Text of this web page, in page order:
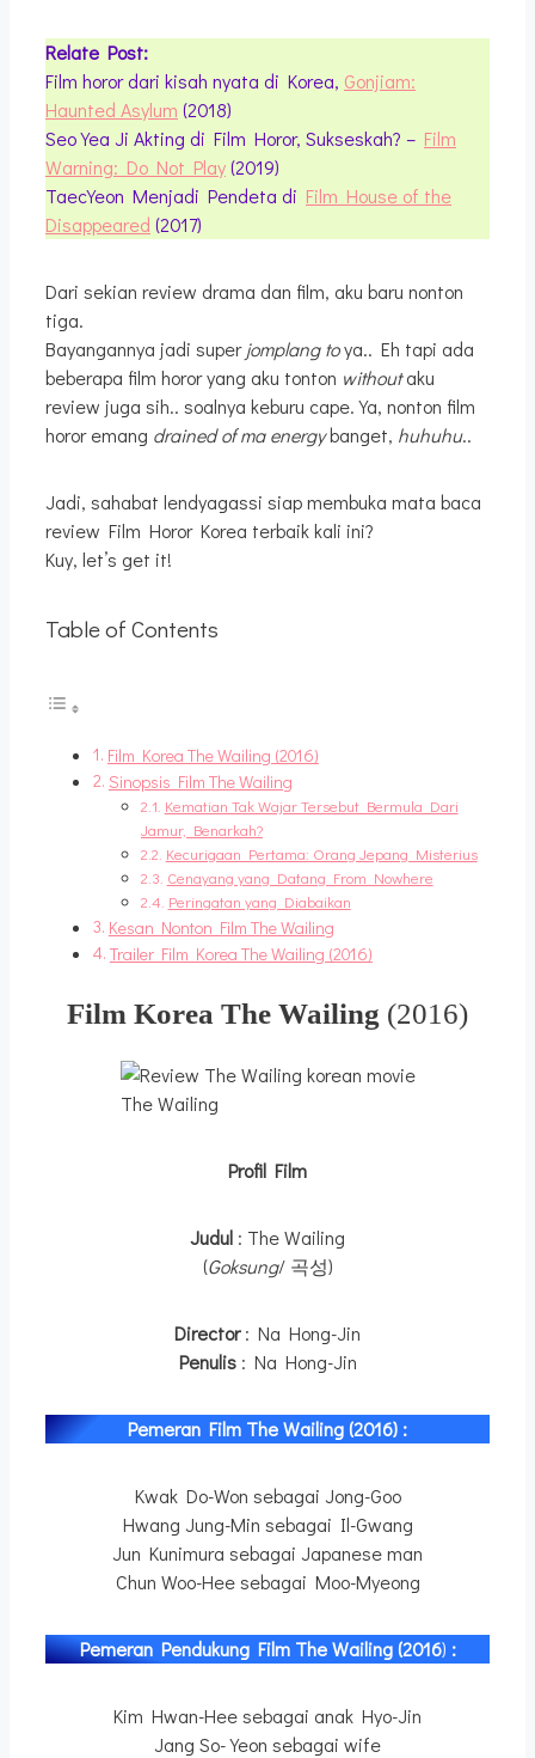
Relate Post:
Film horor dari kisah nyata di Korea, Gonjiam:
Haunted Asylum (2018)
Seo Yea Ji Akting di Film Horor, Sukseskah? – Film
Warning: Do Not Play(2019)
TaecYeon Menjadi Pendeta di Film House of the
Disappeared (2017)
Dari sekian review drama dan film, aku baru nonton
tiga.
Bayangannya jadi superjomplang toya.. Eh tapi ada
beberapa film horor yang aku tonton withoutaku
review juga sih.. soalnya keburu cape. Ya, nonton film
horor emang drained of ma energybanget, huhuhu..
Jadi, sahabat lendyagassi siap membuka mata baca
review Film Horor Korea terbaik kali ini?
Kuy, let’s get it!
Table of Contents
Film Korea The Wailing (2016)
Sinopsis Film The Wailing
Kematian Tak Wajar Tersebut Bermula Dari
Jamur, Benarkah?
Kecurigaan Pertama: Orang Jepang Misterius
Cenayang yang Datang From Nowhere
Peringatan yang Diabaikan
Kesan Nonton Film The Wailing
Trailer Film Korea The Wailing (2016)
Film Korea The Wailing (2016)
The Wailing
Profil Film
Judul : The Wailing
(Goksung/ 곡성)
Director: Na Hong-Jin
Penulis: Na Hong-Jin
Pemeran Film The Wailing (2016) :
Kwak Do-Won sebagai Jong-Goo
Hwang Jung-Min sebagai Il-Gwang
Jun Kunimura sebagai Japanese man
Chun Woo-Hee sebagai Moo-Myeong
Pemeran Pendukung Film The Wailing (2016) :
Kim Hwan-Hee sebagai anak Hyo-Jin
Jang So-Yeon sebagai wife